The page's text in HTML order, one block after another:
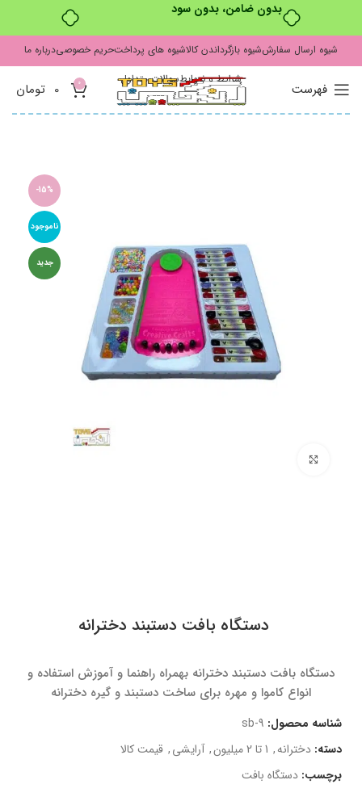
بدون ضامن، بدون سود
شیوه ارسال سفارششیوه بازگرداندن کالاشیوه های پرداختحریم خصوصیدرباره ما
شرایط و ضوابطسوالات متداول
فهرست 0
0 تومان
-15%
ناموجود
جدید
دستگاه بافت دستبند دخترانه
دستگاه بافت دستبند دخترانه بهمراه راهنما و آموزش استفاده و
انواع کاموا و مهره برای ساخت دستبند و گیره دخترانه
شناسه محصول: sb-9
دسته: دخترانه, 1 تا 2 میلیون , آرایشی, قیمت کالا
برچسب: دستگاه بافت